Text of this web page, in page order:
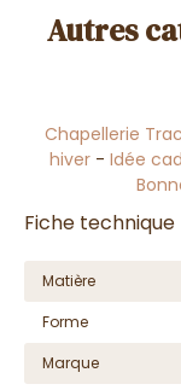
Autres
Chapellerie
hiver - Idée
Fiche technique
Matière
Forme
Marque